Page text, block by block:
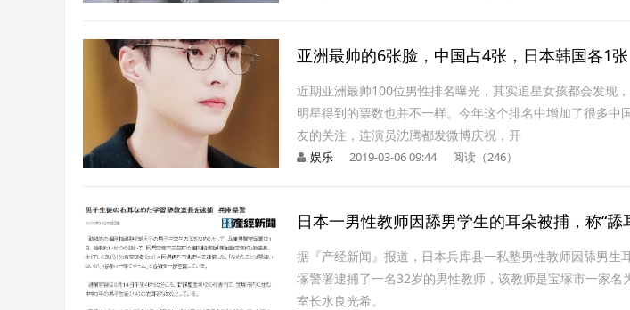
亚洲最帅的6张脸，中国占4张，日本韩国各1
近期亚洲最帅100位男性排名曝光，其实追星女孩都会发现
明星得到的票数也并不一样。今年这个排名中增加了很多中
友的关注，连演员沈腾都发微博庆祝，开
娱乐 2019-03-06 09:44 阅读（246）
日本一男性教师因舔男学生的耳朵被捕，称“舔
据『产经新闻』报道，日本兵库县一私塾男性教师因舔男生
塚警署逮捕了一名32岁的男性教师，该教师是宝塚市一家名
室长水良光希。